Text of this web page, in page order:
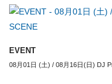
EVENT
08月01日 (土) / 08月16日(日) DJ